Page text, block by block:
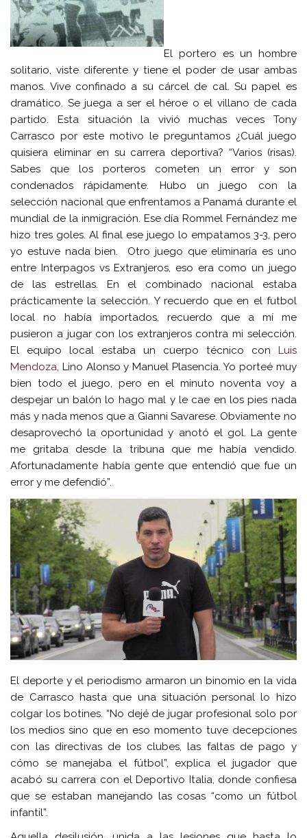
El portero es un hombre
solitario, viste diferente y tiene el poder de usar ambas
manos. Vive confinado a su cárcel de cal. Su papel es
dramático. Se juega a ser el héroe o el villano de cada
partido. Esta situación la vivió muchas veces Tony
Carrasco por este motivo le preguntamos ¿Cuál juego
quisiera eliminar en su carrera deportiva? “Varios (risas).
Sabes que los porteros cometen un error y son
condenados rápidamente. Hubo un juego con la
selección nacional que enfrentamos a Panamá durante el
mundial de la inmigración. Ese día Rommel Fernández me
hizo tres goles. Al final ese juego lo empatamos 3-3, pero
yo estuve nada bien. Otro juego que eliminaría es uno
entre Interpagos vs Extranjeros, eso era como un juego
de las estrellas. En el combinado nacional estaba
prácticamente la selección. Y recuerdo que en el futbol
local no había importados, recuerdo que a mí me
pusieron a jugar con los extranjeros contra mi selección.
El equipo local estaba un cuerpo técnico con
Luis
Mendoza, Lino Alonso y Manuel Plasencia. Yo porteé muy
bien todo el juego, pero en el minuto noventa voy a
despejar un balón lo hago mal y le cae en los pies nada
más y nada menos que a Gianni Savarese. Obviamente no
desaprovechó la oportunidad y anotó el gol. La gente
me gritaba desde la tribuna que me había vendido.
Afortunadamente había gente que entendió que fue un
error y me defendió”.
El deporte y el periodismo armaron un binomio en la vida
de Carrasco hasta que una situación personal lo hizo
colgar los botines. “No dejé de jugar profesional solo por
los medios sino que en eso momento tuve decepciones
con las directivas de los clubes, las faltas de pago y
cómo se manejaba el fútbol”, explica el jugador que
acabó su carrera con el Deportivo Italia, donde confiesa
que se estaban manejando las cosas “como un fútbol
infantil”.